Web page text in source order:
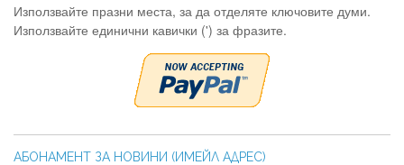
Използвайте празни места, за да отделяте ключовите думи.
Използвайте единични кавички (') за фразите.
АБОНАМЕНТ ЗА НОВИНИ (ИМЕЙЛ АДРЕС)